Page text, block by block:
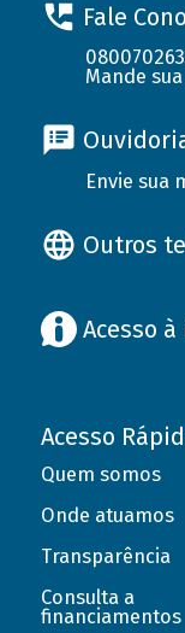
Fale
Mande
Envie sua
Outros
Acesso
Acesso
Quem somos
Onde atuamos
Transparência
Consulta a
financiamentos